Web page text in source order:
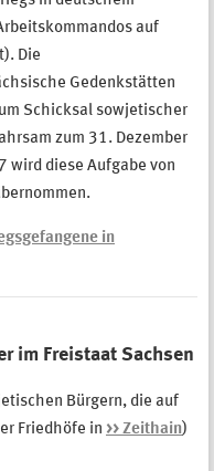
auf
Die
Gedenkstätten
Schicksal sowjetischer
zum 31. Dezember
wird diese Aufgabe von
in
im Freistaat Sachsen
Bürgern, die auf
Friedhöfe in >> Zeithain)